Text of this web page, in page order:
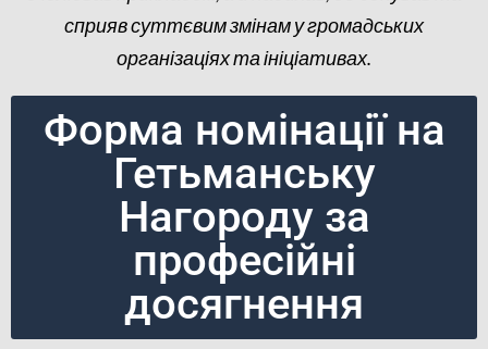
сприяв суттєвим змінам у громадських
організаціях та ініціативах.
Форма номінації на
Гетьманську
Нагороду за
професійні
досягнення